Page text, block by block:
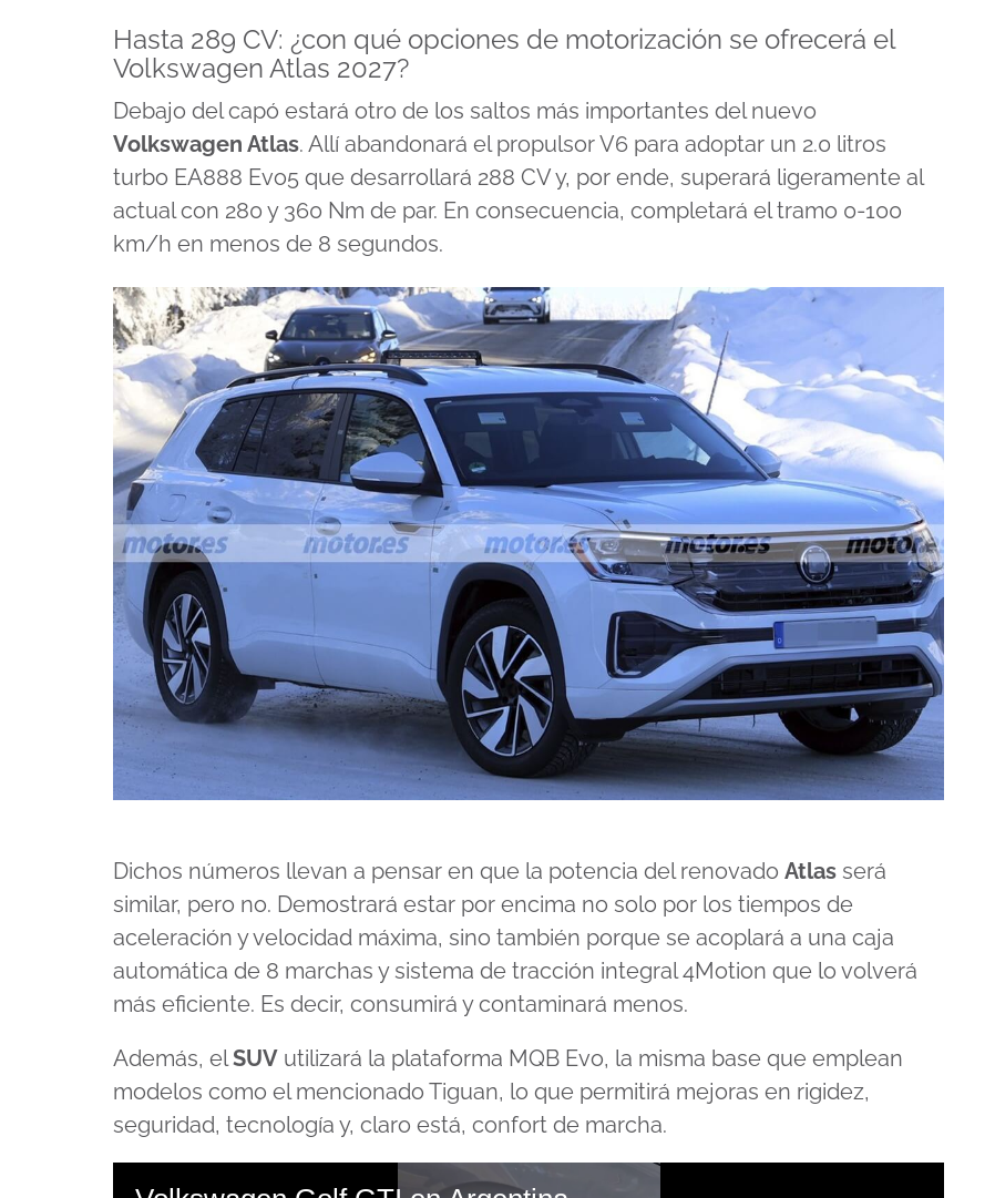
Hasta 289 CV: ¿con qué opciones de motorización se ofrecerá el
Volkswagen Atlas 2027?
Debajo del capó estará otro de los saltos más importantes del nuevo
Volkswagen Atlas. Allí abandonará el propulsor V6 para adoptar un 2.0 litros
turbo EA888 Evo5 que desarrollará 288 CV y, por ende, superará ligeramente al
actual con 280 y 360 Nm de par. En consecuencia, completará el tramo 0-100
km/h en menos de 8 segundos.
Dichos números llevan a pensar en que la potencia del renovado Atlas será
similar, pero no. Demostrará estar por encima no solo por los tiempos de
aceleración y velocidad máxima, sino también porque se acoplará a una caja
automática de 8 marchas y sistema de tracción integral 4Motion que lo volverá
más eficiente. Es decir, consumirá y contaminará menos.
Además, elSUV utilizará la plataforma MQB Evo, la misma base que emplean
modelos como el mencionado Tiguan, lo que permitirá mejoras en rigidez,
seguridad, tecnología y, claro está, confort de marcha.